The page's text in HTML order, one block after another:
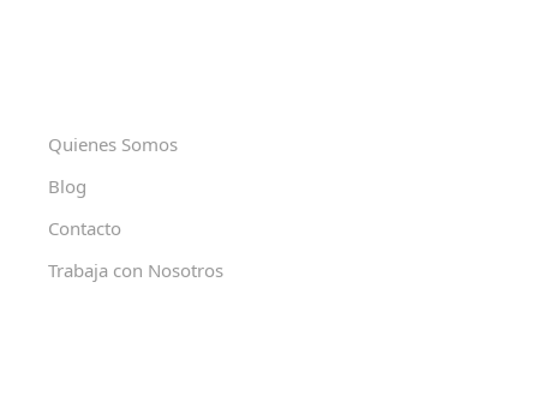
Quienes Somos
Blog
Contacto
Trabaja con Nosotros